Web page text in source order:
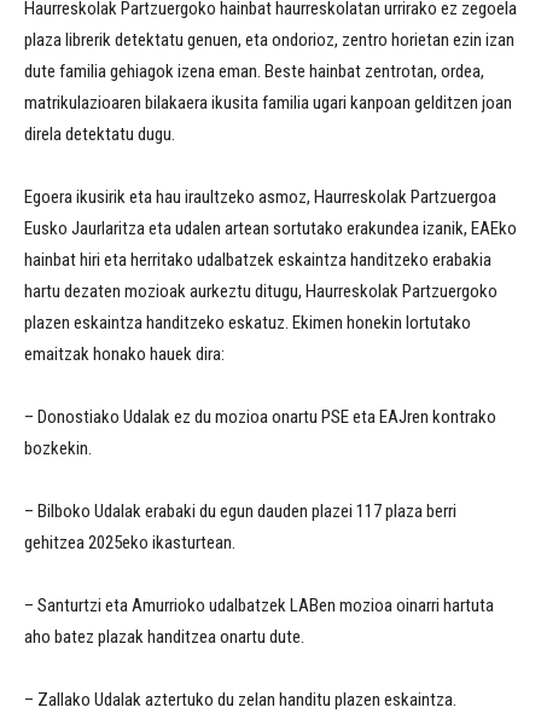
Haurreskolak Partzuergoko hainbat haurreskolatan urrirako ez zegoela
plaza librerik detektatu genuen, eta ondorioz, zentro horietan ezin izan
dute familia gehiagok izena eman. Beste hainbat zentrotan, ordea,
matrikulazioaren bilakaera ikusita familia ugari kanpoan gelditzen joan
direla detektatu dugu.
Egoera ikusirik eta hau iraultzeko asmoz, Haurreskolak Partzuergoa
Eusko Jaurlaritza eta udalen artean sortutako erakundea izanik, EAEko
hainbat hiri eta herritako udalbatzek eskaintza handitzeko erabakia
hartu dezaten mozioak aurkeztu ditugu, Haurreskolak Partzuergoko
plazen eskaintza handitzeko eskatuz. Ekimen honekin lortutako
emaitzak honako hauek dira:
– Donostiako Udalak ez du mozioa onartu PSE eta EAJren kontrako
bozkekin.
– Bilboko Udalak erabaki du egun dauden plazei 117 plaza berri
gehitzea 2025eko ikasturtean.
– Santurtzi eta Amurrioko udalbatzek LABen mozioa oinarri hartuta
aho batez plazak handitzea onartu dute.
– Zallako Udalak aztertuko du zelan handitu plazen eskaintza.